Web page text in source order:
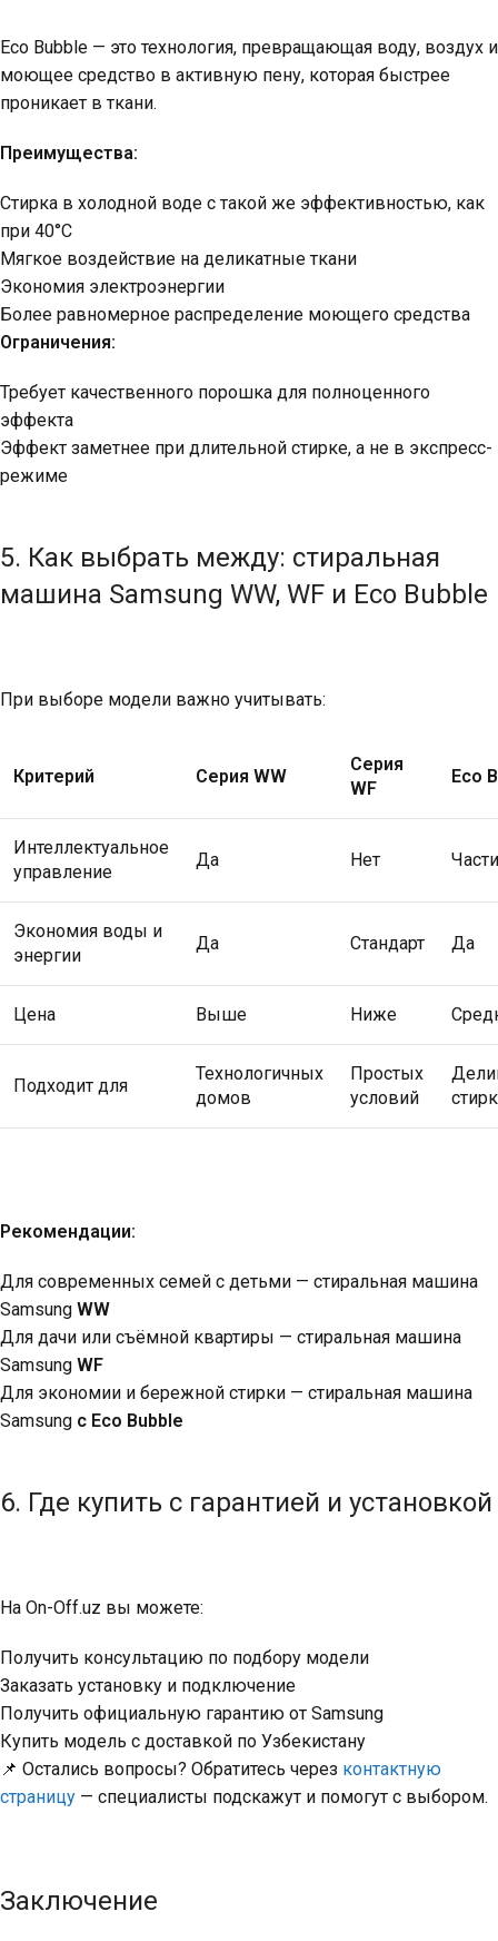
Eco Bubble — это технология, превращающая воду, воздух и
моющее средство в активную пену, которая быстрее
проникает в ткани.
Преимущества:
Стирка в холодной воде с такой же эффективностью, как
при 40°C
Мягкое воздействие на деликатные ткани
Экономия электроэнергии
Более равномерное распределение моющего средства
Ограничения:
Требует качественного порошка для полноценного
эффекта
Эффект заметнее при длительной стирке, а не в экспресс-
режиме
5. Как выбрать между: cтиральная
машина Samsung WW, WF и Eco Bubble
При выборе модели важно учитывать:
Критерий Серия WW
Серия
WF
Eco
Интеллектуальное
управление
Да Нет
Экономия воды и
энергии
Да Стандарт Да
Цена Выше Ниже
Подходит для
Технологичных
домов
Простых
условий
Рекомендации:
Для современных семей с детьми — cтиральная машина
Samsung WW
Для дачи или съёмной квартиры — cтиральная машина
Samsung WF
Для экономии и бережной стирки — cтиральная машина
Samsung с Eco Bubble
6. Где купить с гарантией и установкой
На On-Off.uz вы можете:
Получить консультацию по подбору модели
Заказать установку и подключение
Получить официальную гарантию от Samsung
Купить модель с доставкой по Узбекистану
📌 Остались вопросы? Обратитесь через контактную
страницу — специалисты подскажут и помогут с выбором.
Заключение